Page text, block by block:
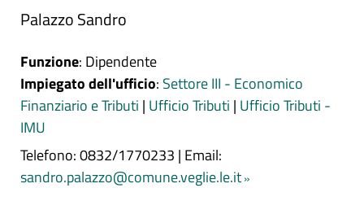
Palazzo Sandro
Funzione: Dipendente
Impiegato dell'ufficio: Settore III - Economico
Finanziario e Tributi | Ufficio Tributi | Ufficio Tributi -
IMU
Telefono: 0832/1770233 | Email:
sandro.palazzo@comune.veglie.le.it